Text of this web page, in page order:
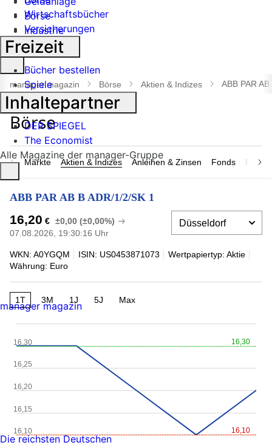
Börse
Industrie
Suche
öffnen
manager magazin Börse Aktien & Indizes ABB PAR
Märkte Aktien & Indizes Anleihen & Zinsen Fonds
ABB PAR AB B ADR/1/2/SK 1
16,20 € ±0,00 (±0,00%)
07.08.2026, 19:30:16 Uhr
WKN: A0YGQM ISIN: US0453871073
Wertpapiertyp: Aktie
Währung: Euro
1T 3M 1J 5J Max
16,30
16,10
16,10
16,20
16,30
16,15
16,25
Wirtschaftsbücher
Versicherungen
Freizeit
Bücher bestellen
Spiele
Inhaltepartner
DER SPIEGEL
The Economist
Alle Magazine der manager-Gruppe
manager magazin
Die reichsten Deutschen